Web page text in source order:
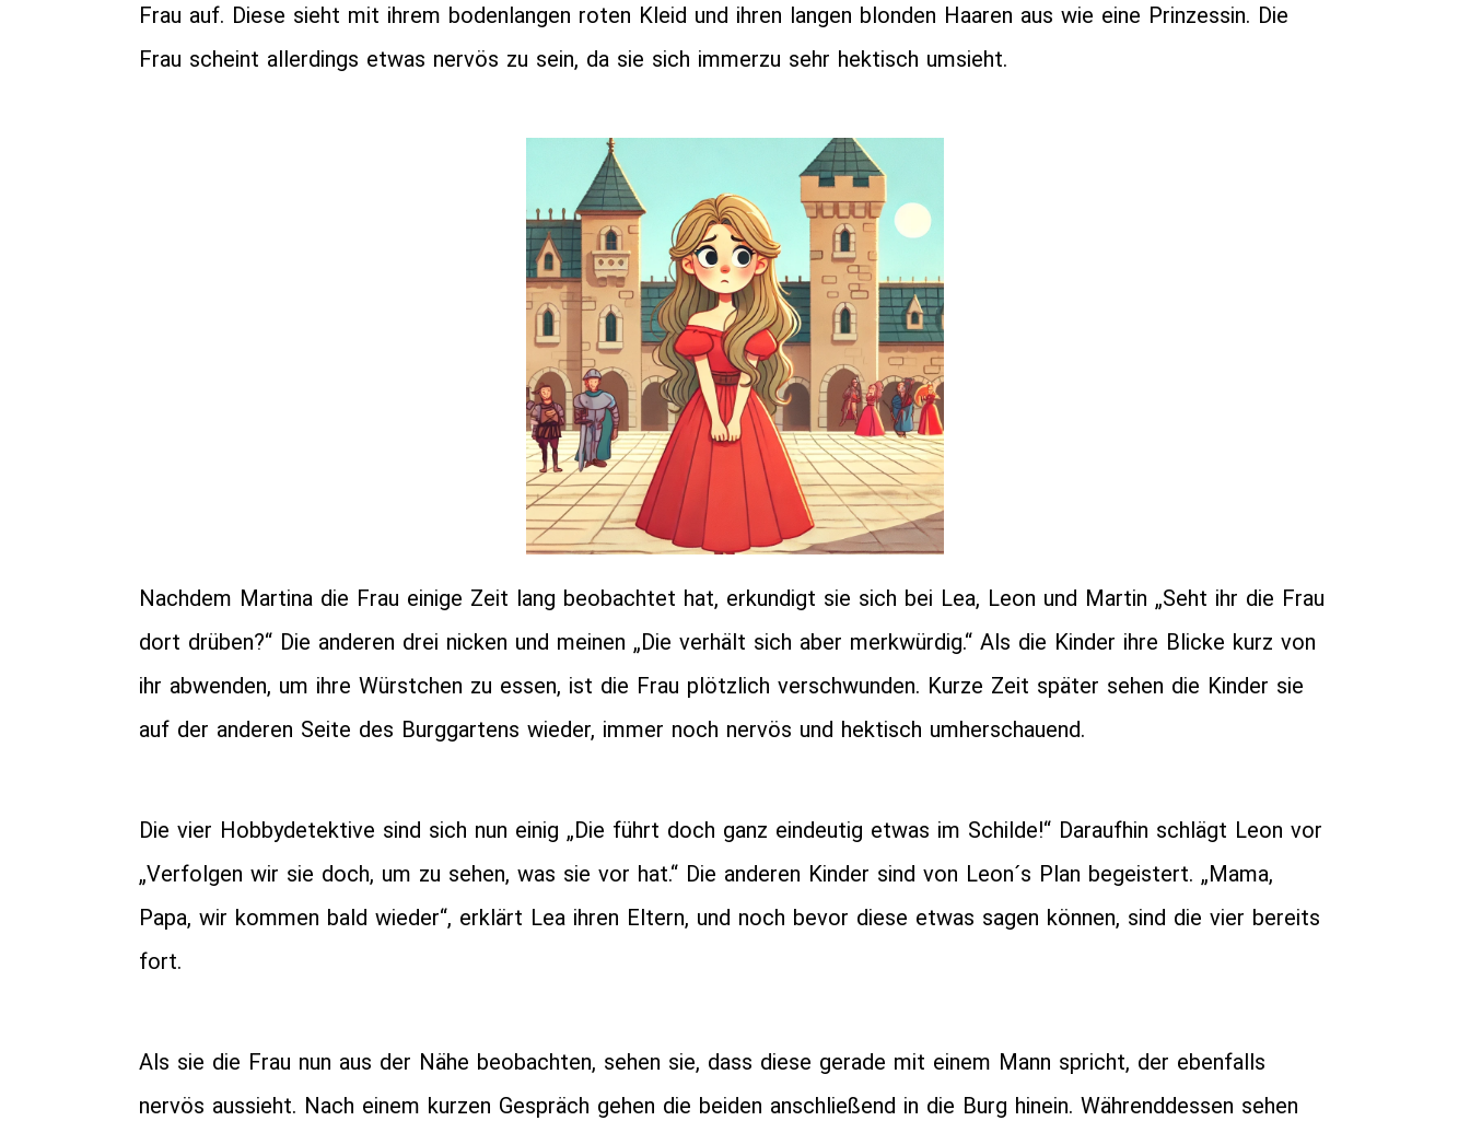
Frau auf. Diese sieht mit ihrem bodenlangen roten Kleid und ihren langen blonden Haaren aus wie eine Prinzessin. Die
Frau scheint allerdings etwas nervös zu sein, da sie sich immerzu sehr hektisch umsieht.
Nachdem Martina die Frau einige Zeit lang beobachtet hat, erkundigt sie sich bei Lea, Leon und Martin „Seht ihr die Frau
dort drüben?“ Die anderen drei nicken und meinen „Die verhält sich aber merkwürdig.“ Als die Kinder ihre Blicke kurz von
ihr abwenden, um ihre Würstchen zu essen, ist die Frau plötzlich verschwunden. Kurze Zeit später sehen die Kinder sie
auf der anderen Seite des Burggartens wieder, immer noch nervös und hektisch umherschauend.
Die vier Hobbydetektive sind sich nun einig „Die führt doch ganz eindeutig etwas im Schilde!“ Daraufhin schlägt Leon vor
„Verfolgen wir sie doch, um zu sehen, was sie vor hat.“ Die anderen Kinder sind von Leon´s Plan begeistert. „Mama,
Papa, wir kommen bald wieder“, erklärt Lea ihren Eltern, und noch bevor diese etwas sagen können, sind die vier bereits
fort.
Als sie die Frau nun aus der Nähe beobachten, sehen sie, dass diese gerade mit einem Mann spricht, der ebenfalls
nervös aussieht. Nach einem kurzen Gespräch gehen die beiden anschließend in die Burg hinein. Währenddessen sehen